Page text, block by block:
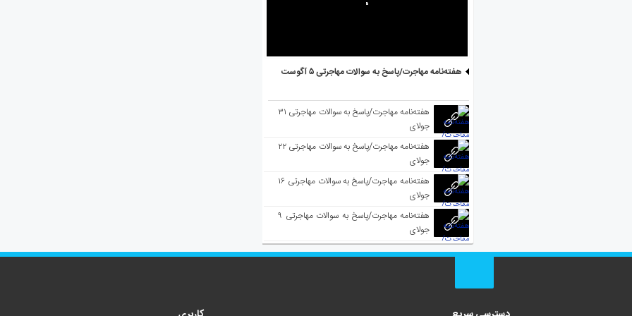
هفته‌نامه مهاجرت/پاسخ به سوالات مهاجرتی ۵ آگوست
هفته‌نامه مهاجرت/پاسخ به سوالات مهاجرتی ۳۱
جولای
هفته‌نامه مهاجرت/پاسخ به سوالات مهاجرتی ۲۲
جولای
هفته‌نامه مهاجرت/پاسخ به سوالات مهاجرتی ۱۶
جولای
هفته‌نامه مهاجرت/پاسخ به سوالات مهاجرتی ۹
جولای